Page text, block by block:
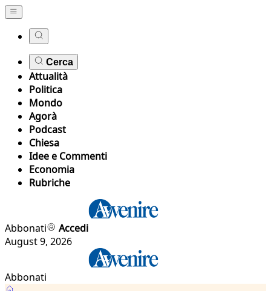
Cerca
Attualità
Politica
Mondo
Agorà
Podcast
Chiesa
Idee e Commenti
Economia
Rubriche
Abbonati
Accedi
August 9, 2026
Abbonati